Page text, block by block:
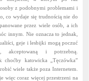
z podobnymi problemami i
co wydaje się trudnością nie do
przez wiele osób, a ich
innym. Nie oznacza to jednak,
geje i lesbijki mogą poczuć
akceptowaną i potrzebną.
choćby katowicka „Tęczówka”
wiele także poza Internetem.
więc coraz więcej przestrzeni na